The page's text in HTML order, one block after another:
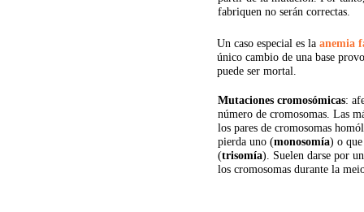
fabriquen no serán correctas.
Un caso especial es la anemia
único cambio de una base
puede ser mortal.
Mutaciones cromosómicas:
número de cromosomas. Las
los pares de cromosomas
pierda uno (monosomía) o
(trisomía). Suelen darse por
los cromosomas durante la